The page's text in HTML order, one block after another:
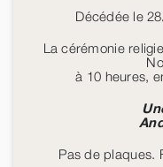
Décédée le
La cérémonie
à 10 heures,
Pas de plaques.